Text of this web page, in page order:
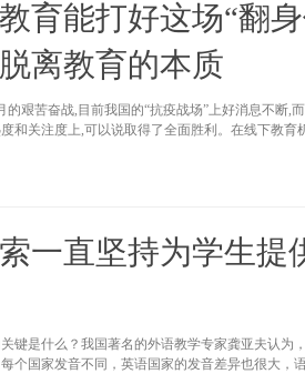
育能打好这场“翻
离教育的本质
的艰苦奋战,目前我国的“抗疫战场”上好消息不断,
和关注度上,可以说取得了全面胜利。在线下教
一直坚持为学生提
键是什么？我国著名的外语教学专家龚亚夫认为
个国家发音不同，英语国家的发音差异也很大，